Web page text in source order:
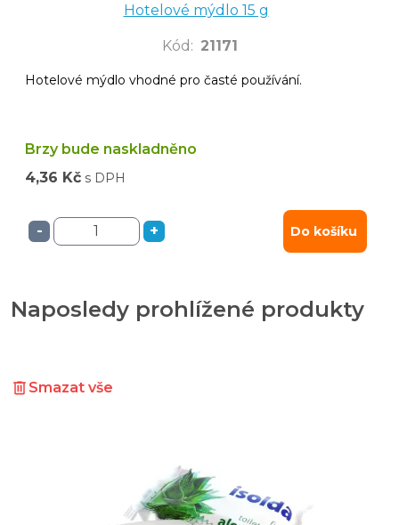
Hotelové mýdlo 15 g
Kód : 21171
Hotelové mýdlo vhodné pro časté používání.
Brzy bude naskladněno
4,36 Kč s DPH
- + Do košíku
Naposledy prohlížené produkty
Smazat vše